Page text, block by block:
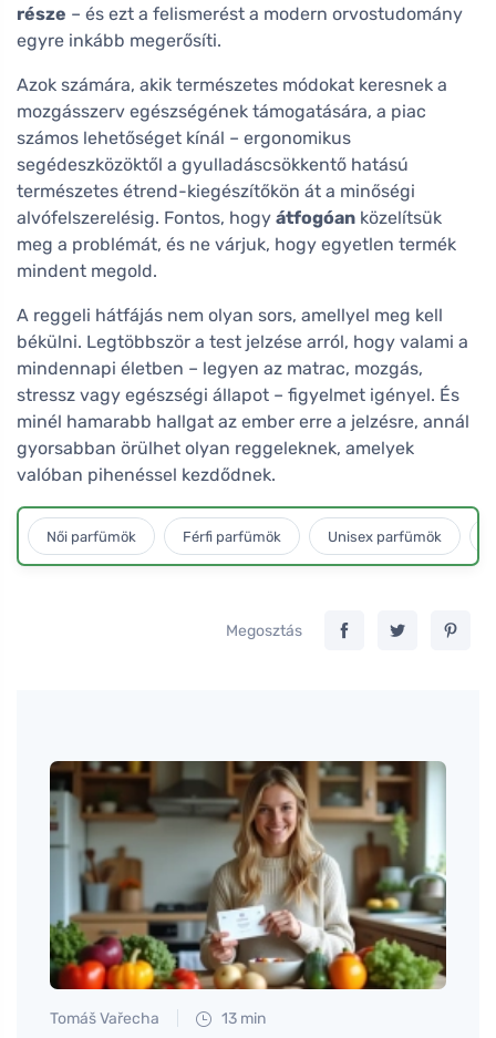
része – és ezt a felismerést a modern orvostudomány
egyre inkább megerősíti.
Azok számára, akik természetes módokat keresnek a
mozgásszerv egészségének támogatására, a piac
számos lehetőséget kínál – ergonomikus
segédeszközöktől a gyulladáscsökkentő hatású
természetes étrend-kiegészítőkön át a minőségi
alvófelszerelésig. Fontos, hogy átfogóan közelítsük
meg a problémát, és ne várjuk, hogy egyetlen termék
mindent megold.
A reggeli hátfájás nem olyan sors, amellyel meg kell
békülni. Legtöbbször a test jelzése arról, hogy valami a
mindennapi életben – legyen az matrac, mozgás,
stressz vagy egészségi állapot – figyelmet igényel. És
minél hamarabb hallgat az ember erre a jelzésre, annál
gyorsabban örülhet olyan reggeleknek, amelyek
valóban pihenéssel kezdődnek.
Női parfümök Férfi parfümök Unisex parfümök
Megosztás
Tomáš Vařecha 13 min